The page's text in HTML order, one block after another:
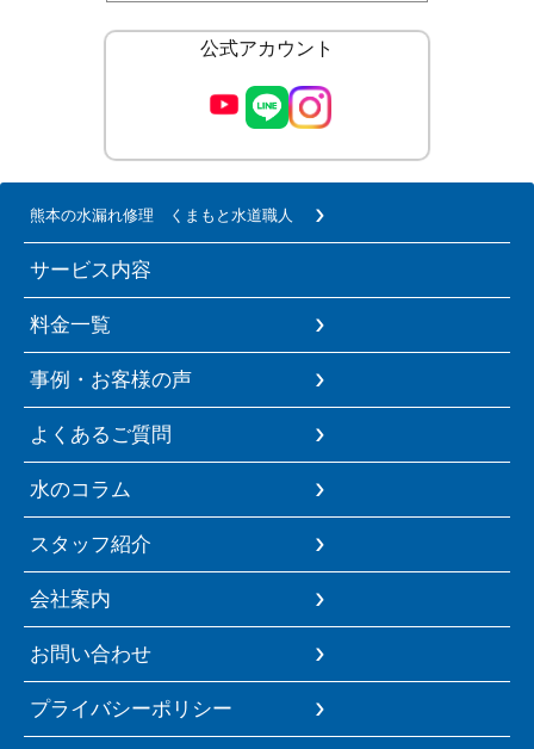
公式アカウント
熊本の水漏れ修理 くまもと水道職人
サービス内容
料金一覧
事例・お客様の声
よくあるご質問
水のコラム
スタッフ紹介
会社案内
お問い合わせ
プライバシーポリシー